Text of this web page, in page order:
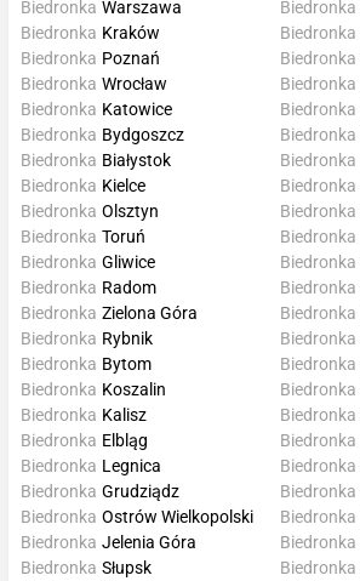
Biedronka Warszawa
Biedronka Kraków
Biedronka Poznań
Biedronka Wrocław
Biedronka
Biedronka
Biedronka
Biedronka
Biedronka Katowice
Biedronka Bydgoszcz
Biedronka Białystok
Biedronka Kielce
Biedronka
Biedronka
Biedronka
Biedronka
Biedronka Olsztyn
Biedronka Toruń
Biedronka Gliwice
Biedronka Radom
Biedronka
Biedronka
Biedronka
Biedronka
Biedronka Zielona Góra
Biedronka Rybnik
Biedronka Bytom
Biedronka Koszalin
Biedronka
Biedronka
Biedronka
Biedronka
Biedronka Kalisz
Biedronka Elbląg
Biedronka Legnica
Biedronka Grudziądz
Biedronka
Biedronka
Biedronka
Biedronka
Biedronka Ostrów Wielkopolski
Biedronka Jelenia Góra
Biedronka Słupsk
Biedronka
Biedronka
Biedronka